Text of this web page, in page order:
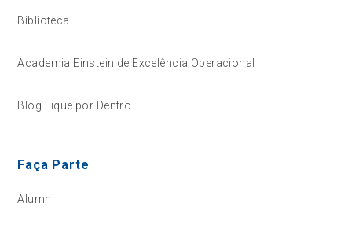
Biblioteca
Academia Einstein de Excelência Operacional
Blog Fique por Dentro
Faça Parte
Alumni